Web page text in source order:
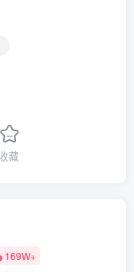
收藏
169W+